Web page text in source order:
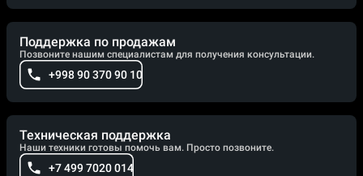
Поддержка по продажам
Позвоните нашим специалистам для получения консультации.
+998 90 370 90 10
Техническая поддержка
Наши техники готовы помочь вам. Просто позвоните.
+7 499 7020 014